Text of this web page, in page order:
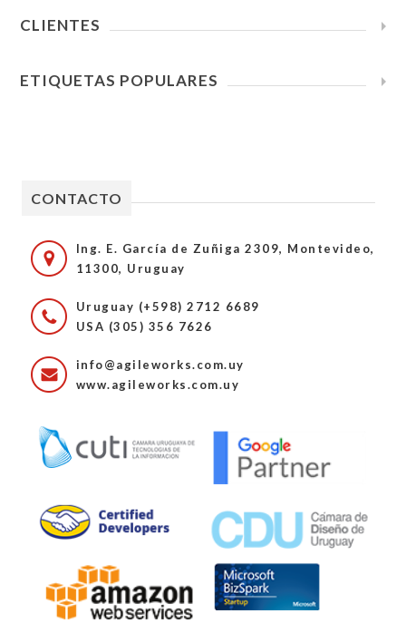
CLIENTES
ETIQUETAS POPULARES
CONTACTO
Ing. E. García de Zuñiga 2309, Montevideo,
11300, Uruguay
Uruguay (+598) 2712 6689
USA (305) 356 7626
info@agileworks.com.uy
www.agileworks.com.uy